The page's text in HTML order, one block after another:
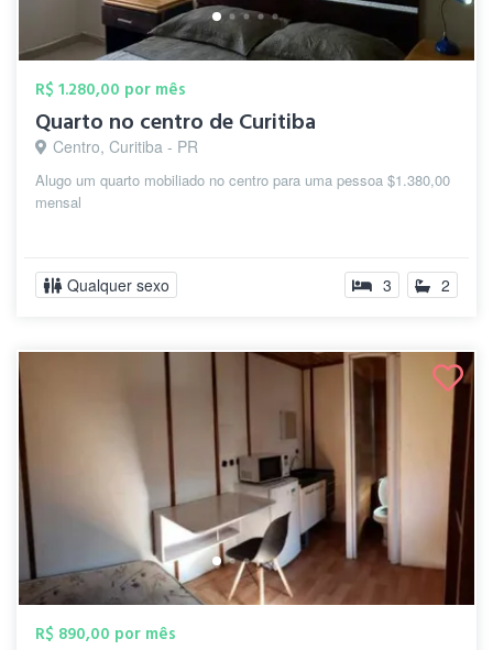
R$ 1.280,00 por mês
Quarto no centro de Curitiba
Centro, Curitiba - PR
Alugo um quarto mobiliado no centro para uma pessoa $1.380,00
mensal
Qualquer sexo 3 2
R$ 890,00 por mês